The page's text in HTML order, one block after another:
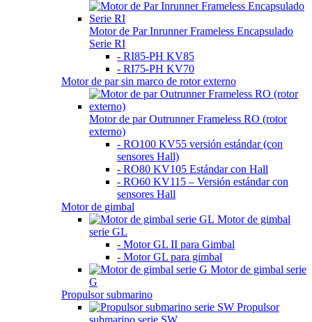
Motor de Par Inrunner Frameless Encapsulado
Serie RI
- RI85-PH KV85
- RI75-PH KV70
Motor de par sin marco de rotor externo
Motor de par Outrunner Frameless RO (rotor
externo)
- RO100 KV55 versión estándar (con
sensores Hall)
- RO80 KV105 Estándar con Hall
- RO60 KV115 – Versión estándar con
sensores Hall
Motor de gimbal
Motor de gimbal
serie GL
- Motor GL II para Gimbal
- Motor GL para gimbal
Motor de gimbal serie
G
Propulsor submarino
Propulsor
submarino serie SW